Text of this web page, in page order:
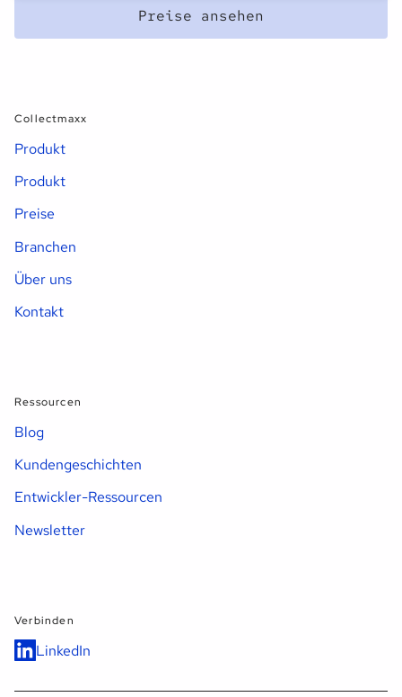
Preise ansehen
Collectmaxx
Produkt
Produkt
Preise
Branchen
Über uns
Kontakt
Ressourcen
Blog
Kundengeschichten
Entwickler-Ressourcen
Newsletter
Verbinden
LinkedIn